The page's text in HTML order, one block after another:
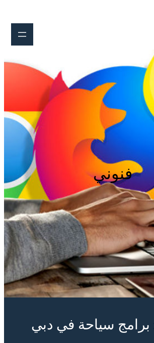
فنوني
برامج سياحة في دبي